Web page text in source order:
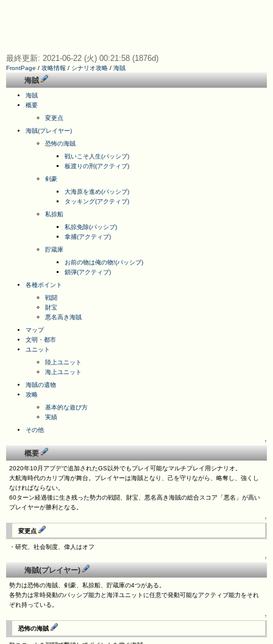
最終更新: 2021-06-22 (火) 00:21:58 (1876d)
FrontPage / 攻略情報 / シナリオ攻略 / 海賊
海賊
海賊
概要
変更点
海賊(プレイヤー)
恐怖の海賊
戦いこそ人生(パッシブ)
板渡りの刑(アクティブ)
剣豪
大海原を進め(パッシブ)
タッキング(アクティブ)
私掠船
私掠免除(パッシブ)
拿捕(アクティブ)
貯蔵庫
お前の物は俺の物!(パッシブ)
鎖弾(アクティブ)
各種ポイント
戦闘
財宝
悪名高き海賊
マップ
文明・都市
ユニット
陸上ユニット
海上ユニット
海賊の遺物
攻略
基本的な遊び方
実績
その他
↑
概要
2020年10月アプデで追加されたGS以外でもプレイ可能なマルチプレイ用シナリオ。
大航海時代のカリブ海が舞台。プレイヤーは海賊となり、己を守りながら、略奪し、強くし
なければならない。
60ターン経過後に生き残った勢力の戦闘、財宝、悪名高き海賊の総合スコア「悪名」が高い
プレイヤーが勝利となる。
↑
変更点
・研究、社会制度、偉人はオフ
↑
海賊(プレイヤー)
勢力は恐怖の海賊、剣豪、私掠船、貯蔵庫の4つがある。
各勢力は常時発動のパッシブ能力と海洋ユニットに任意で発動可能なアクティブ能力をそれ
ぞれ持っている。
↑
恐怖の海賊